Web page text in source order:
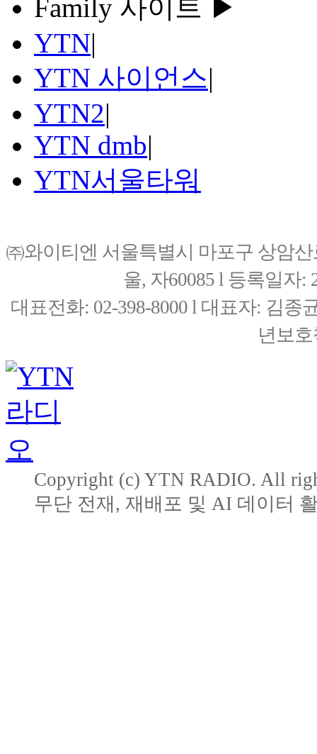
Family 사이트 ▶
YTN|
YTN 사이언스|
YTN2|
YTN dmb|
YTN서울타워
㈜와이티엔 서울특별시 마포구 상암
울, 자60085 l 등록일자:
대표전화: 02-398-8000 l 대표자: 김종
년보
Copyright (c) YTN RADIO. All
무단 전재, 재배포 및 AI 데이터